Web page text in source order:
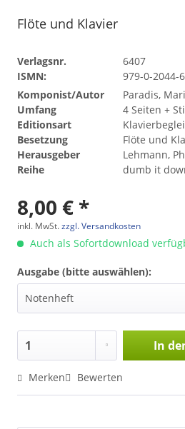
Flöte und Klavier
Verlagsnr.
6407
ISMN:
979-0-2044-
Komponist/Autor
Paradis,
Umfang
4 Seiten +
Editionsart
Besetzung
Flöte und
Herausgeber
Lehmann,
Reihe
dumb it
8,00 € *
inkl. MwSt.zzgl. Versandkosten
Auch als Sofortdownload
Ausgabe (bitte auswählen):
In
Merken Bewerten